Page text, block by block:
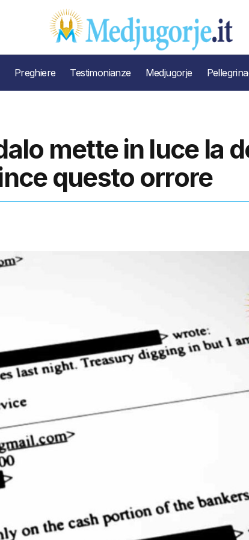
Preghiere Testimonianze Medjugorje
mette in luce la
questo orrore